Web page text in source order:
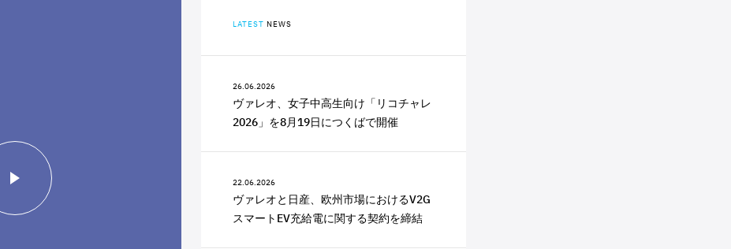
LATEST NEWS
26.06.2026
ヴァレオ、女子中高生向け「リコチャレ
2026」を8月19日につくばで開催
22.06.2026
ヴァレオと日産、欧州市場におけるV2G
スマートEV充給電に関する契約を締結